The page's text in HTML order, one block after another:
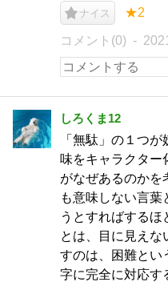
ナイス ★2
コメント(0)
しろくま12
「無駄」の１つ
味をキャラクター
がなぜあるのかを
も意味しない言葉
うとすればするほ
とは、目に見えな
すのは、困難とい
字に完全に対応す